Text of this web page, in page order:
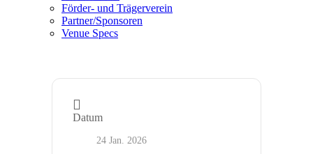
Förder- und Trägerverein
Partner/Sponsoren
Venue Specs
Datum
24 Jan. 2026